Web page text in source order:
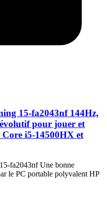
15-fa2043nf 144Hz,
pour jouer et
i5-14500HX et
fa2043nf Une bonne
le PC portable polyvalent HP